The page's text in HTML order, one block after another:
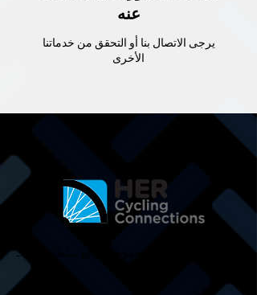
عنه
يرجى الاتصال بنا أو التحقق من خدماتنا
الأخرى